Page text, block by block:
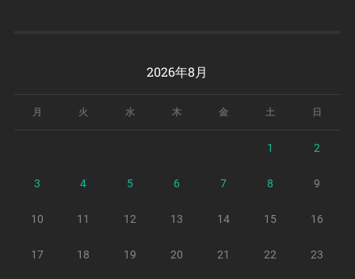
2026年8月
月 火 水 木 金 土 日
1 2
3 4 5 6 7 8 9
10 11 12 13 14 15 16
17 18 19 20 21 22 23